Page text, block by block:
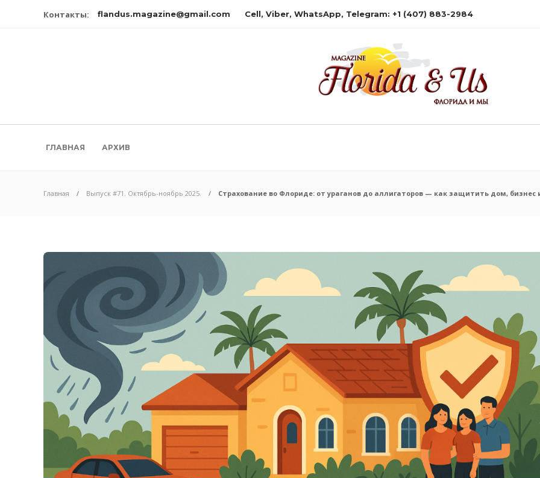
Контакты: flandus.magazine@gmail.com Cell, Viber, WhatsApp, Telegram: +1 (407) 883-2984
ГЛАВНАЯ АРХИВ
Главная Выпуск #71. Октябрь-ноябрь 2025. Страхование во Флориде: от ураганов до аллигаторов — как защитить дом, бизнес